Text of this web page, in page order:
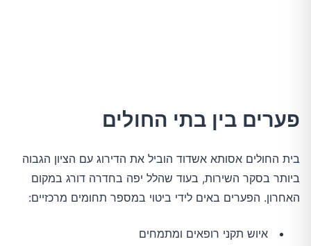
פערים בין בתי החולים
בית החולים אסותא אשדוד הוביל את הדירוג עם הציון הגבוה
ביותר בסקר השירות, בעוד שהלל יפה בחדרה דורג במקום
האחרון. הפערים באים לידי ביטוי במספר תחומים מרכזיים:
איוש תקני רופאים ומתמחים